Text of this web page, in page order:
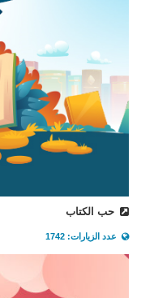
حب الكتاب
عدد الزيارات: 1742